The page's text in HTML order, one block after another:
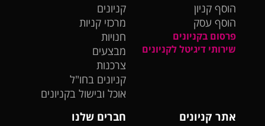
הוסף קניון
הוסף עסק
פרסום בקניונים
שירותי דיגיטל לקניונים
קניונים
מרכזי קניות
חנויות
מבצעים
צרכנות
קניונים בחו"ל
אוכל ובישול בקניונים
אתר קניונים
חברים שלנו